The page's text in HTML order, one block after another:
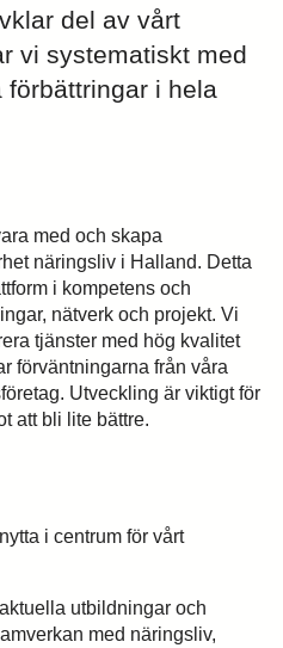
del av vårt
vi systematiskt med
i hela
med och skapa
näringsliv i Halland. Detta
i kompetens och
nätverk och projekt. Vi
tjänster med hög kvalitet
förväntningarna från våra
Utveckling är viktigt för
att bli lite bättre.
i centrum för vårt
utbildningar och
med näringsliv,